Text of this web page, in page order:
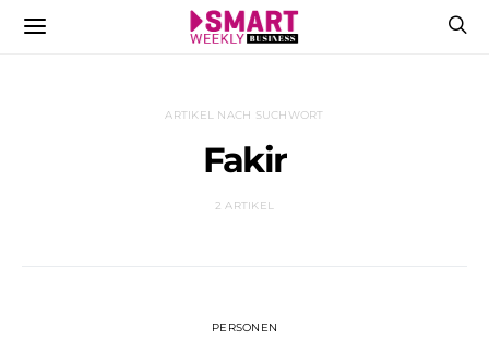
ARTIKEL NACH SUCHWORT
Fakir
2 ARTIKEL
PERSONEN